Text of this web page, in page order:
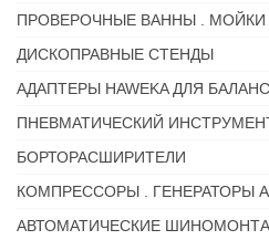
ПРОВЕРОЧНЫЕ ВАННЫ . МОЙКИ
ДИСКОПРАВНЫЕ СТЕНДЫ
АДАПТЕРЫ HAWEKA ДЛЯ
ПНЕВМАТИЧЕСКИЙ
БОРТОРАСШИРИТЕЛИ
КОМПРЕССОРЫ . ГЕНЕРАТОРЫ
АВТОМАТИЧЕСКИЕ